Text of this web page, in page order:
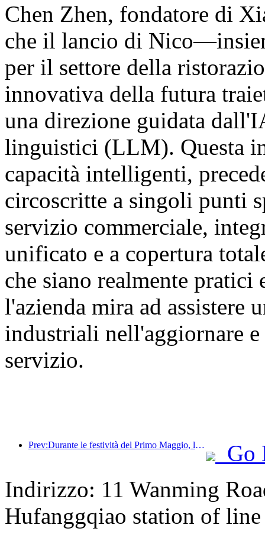
Chen Zhen, fondatore di
che il lancio di
per il settore della
innovativa della futura
una direzione guidata
linguistici (LLM). Questa
capacità intelligenti,
circoscritte a singoli punti
servizio commerciale,
unificato e a copertura
che siano realmente pratici
l'azienda mira ad assistere
industriali nell'aggiornare
servizio.
Prev:Durante le festività del Primo Maggio, la ferrovia del delta del fiume Yangtze ha trasportato oltre 21,38 milioni di passeggeri.
Go
Indirizzo: 11 Wanming
Hufanggqiao station of